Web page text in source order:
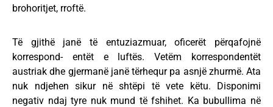
brohoritjet, rroftë.
Të gjithë janë të entuziazmuar, oficerët përqafojnë
korrespond- entët e luftës. Vetëm korrespondentët
austriak dhe gjermanë janë tërhequr pa asnjë zhurmë. Ata
nuk ndjehen sikur në shtëpi të vete këtu. Disponimi
negativ ndaj tyre nuk mund të fshihet. Ka bubullima në